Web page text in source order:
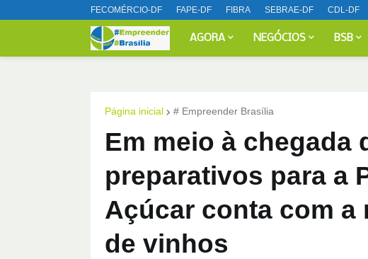
FECOMÉRCIO-DF FAPE-DF FIBRA SEBRAE-DF CDL-DF
AGORA NEGÓCIOS BSB
Página inicial # Empreender Brasília
Em meio à chegada
preparativos para a
Açúcar conta com a
de vinhos